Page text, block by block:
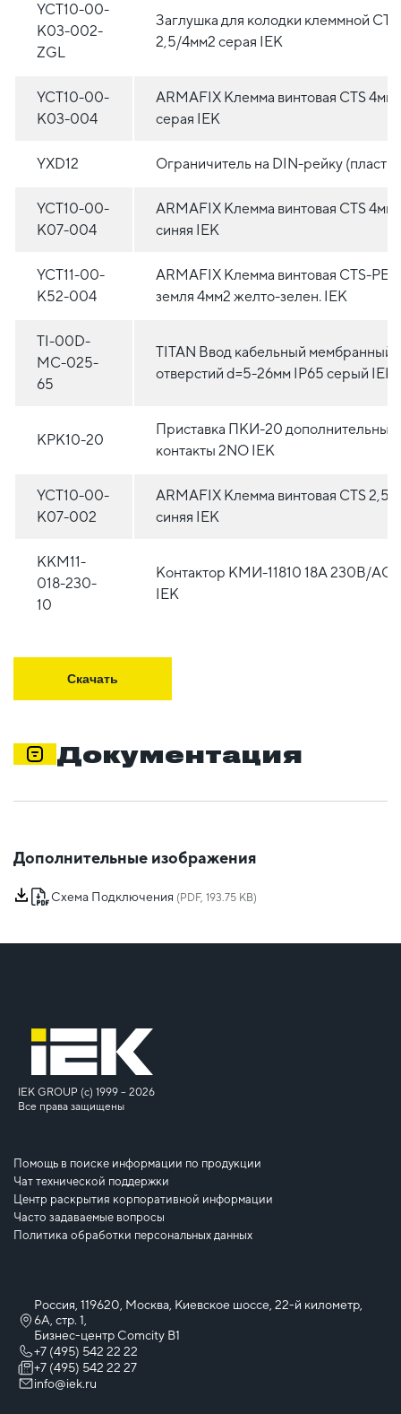
YCT10-00-
K03-002-
ZGL
Заглушка для колодки клеммной CTS
2,5/4мм2 серая IEK
YCT10-00-
K03-004
ARMAFIX Клемма винтовая CTS
серая IEK
YXD12 Ограничитель на DIN-рейку
YCT10-00-
K07-004
ARMAFIX Клемма винтовая CTS
синяя IEK
YCT11-00-
K52-004
ARMAFIX Клемма винтовая CTS-PEN
земля 4мм2 желто-зелен. IEK
TI-00D-
MC-025-
65
TITAN Ввод кабельный мембранный
отверстий d=5-26мм IP65 серый IEK
KPK10-20
Приставка ПКИ-20 дополнительные
контакты 2NO IEK
YCT10-00-
K07-002
ARMAFIX Клемма винтовая CTS
синяя IEK
KKM11-
018-230-
10
Контактор КМИ-11810 18А 230В/АС3
IEK
Скачать
Документация
Дополнительные изображения
Схема Подключения (PDF, 193.75 KB)
IEK GROUP (c) 1999 – 2026
Все права защищены
Помощь в поиске информации по продукции
Чат технической поддержки
Центр раскрытия корпоративной информации
Часто задаваемые вопросы
Политика обработки персональных данных
Россия, 119620, Москва, Киевское шоссе, 22-й километр,
6А, стр. 1,
Бизнес-центр Comcity B1
+7 (495) 542 22 22
+7 (495) 542 22 27
info@iek.ru